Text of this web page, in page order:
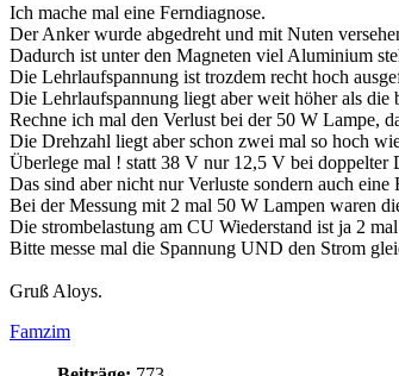
Ich mache mal eine Ferndiagnose.
Der Anker wurde abgedreht und mit Nuten
Dadurch ist unter den Magneten viel Aluminium
Die Lehrlaufspannung ist trozdem recht hoch
Die Lehrlaufspannung liegt aber weit höher als die
Rechne ich mal den Verlust bei der 50 W Lampe,
Die Drehzahl liegt aber schon zwei mal so hoch
Überlege mal ! statt 38 V nur 12,5 V bei doppelter
Das sind aber nicht nur Verluste sondern auch eine
Bei der Messung mit 2 mal 50 W Lampen waren
Die strombelastung am CU Wiederstand ist ja 2
Bitte messe mal die Spannung UND den Strom
Gruß Aloys.
Famzim